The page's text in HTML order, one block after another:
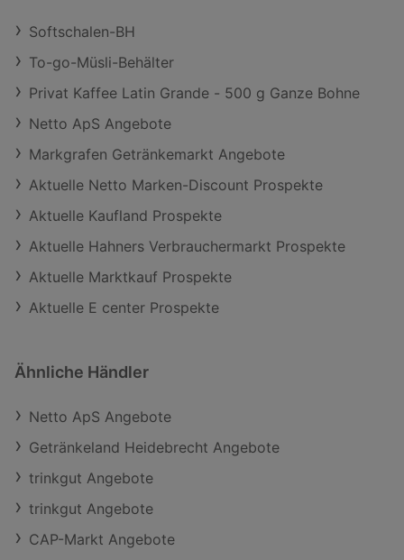
Softschalen-BH
To-go-Müsli-Behälter
Privat Kaffee Latin Grande - 500 g Ganze Bohne
Netto ApS Angebote
Markgrafen Getränkemarkt Angebote
Aktuelle Netto Marken-Discount Prospekte
Aktuelle Kaufland Prospekte
Aktuelle Hahners Verbrauchermarkt Prospekte
Aktuelle Marktkauf Prospekte
Aktuelle E center Prospekte
Ähnliche Händler
Netto ApS Angebote
Getränkeland Heidebrecht Angebote
trinkgut Angebote
trinkgut Angebote
CAP-Markt Angebote